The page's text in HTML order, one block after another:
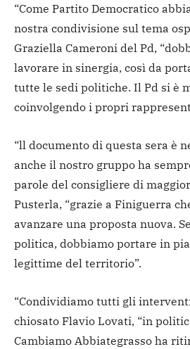
“Come Partito Democratico
nostra condivisione sul tema
Graziella Cameroni del Pd,
lavorare in sinergia, così da
tutte le sedi politiche. Il Pd si è
coinvolgendo i propri
“ll documento di questa sera è
anche il nostro gruppo ha
parole del consigliere di
Pusterla, “grazie a Finiguerra
avanzare una proposta nuova.
politica, dobbiamo portare in
legittime del territorio”.
“Condividiamo tutti gli
chiosato Flavio Lovati, “in
Cambiamo Abbiategrasso ha